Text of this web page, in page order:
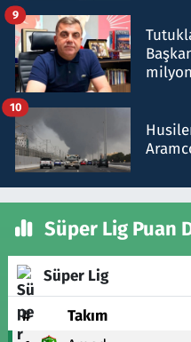
9
10
Süper Lig Puan
Süper Lig
# Takım